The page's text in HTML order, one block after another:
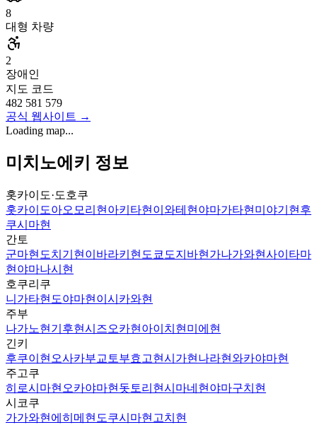
8
대형 차량
2
장애인
지도 코드
482 581 579
공식 웹사이트 →
Loading map...
미치노에키 정보
홋카이도·도호쿠
홋카이도아오모리현 아키타현 이와테현 야마가타현 미야기현 후
쿠시마현
간토
군마현 도치기현 이바라키현 도쿄도지바현 가나가와현사이타마
현 야마나시현
호쿠리쿠
니가타현 도야마현 이시카와현
주부
나가노현 기후현시즈오카현 아이치현 미에현
긴키
후쿠이현 오사카부교토부효고현시가현 나라현와카야마현
주고쿠
히로시마현 오카야마현 돗토리현시마네현 야마구치현
시코쿠
가가와현 에히메현 도쿠시마현 고치현